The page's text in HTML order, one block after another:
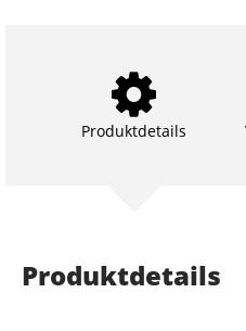
Produktdetails
Produktdetails